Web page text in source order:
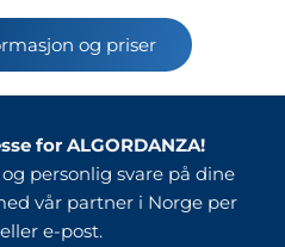
og priser
for ALGORDANZA!
personlig svare på dine
vår partner i Norge per
e-post.